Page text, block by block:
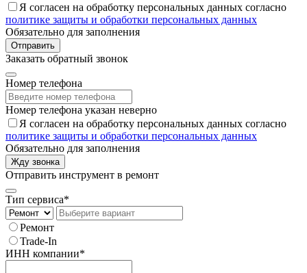
Я согласен на обработку персональных данных согласно
политике защиты и обработки персональных данных
Обязательно для заполнения
Отправить
Заказать обратный звонок
Номер телефона
Номер телефона указан неверно
Я согласен на обработку персональных данных согласно
политике защиты и обработки персональных данных
Обязательно для заполнения
Жду звонка
Отправить инструмент в ремонт
Тип сервиса*
Ремонт
Trade-In
ИНН компании*